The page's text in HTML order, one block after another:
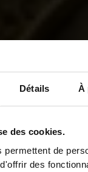
Détails À
des cookies.
permettent de
des